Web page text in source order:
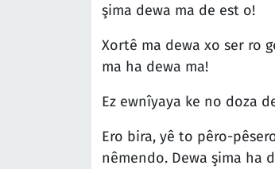
şima dewa ma de est o!
Xortê ma dewa xo ser ro
ma ha dewa ma!
Ez ewnîyaya ke no doza
Ero bira, yê to pêro-
nêmendo. Dewa şima ha